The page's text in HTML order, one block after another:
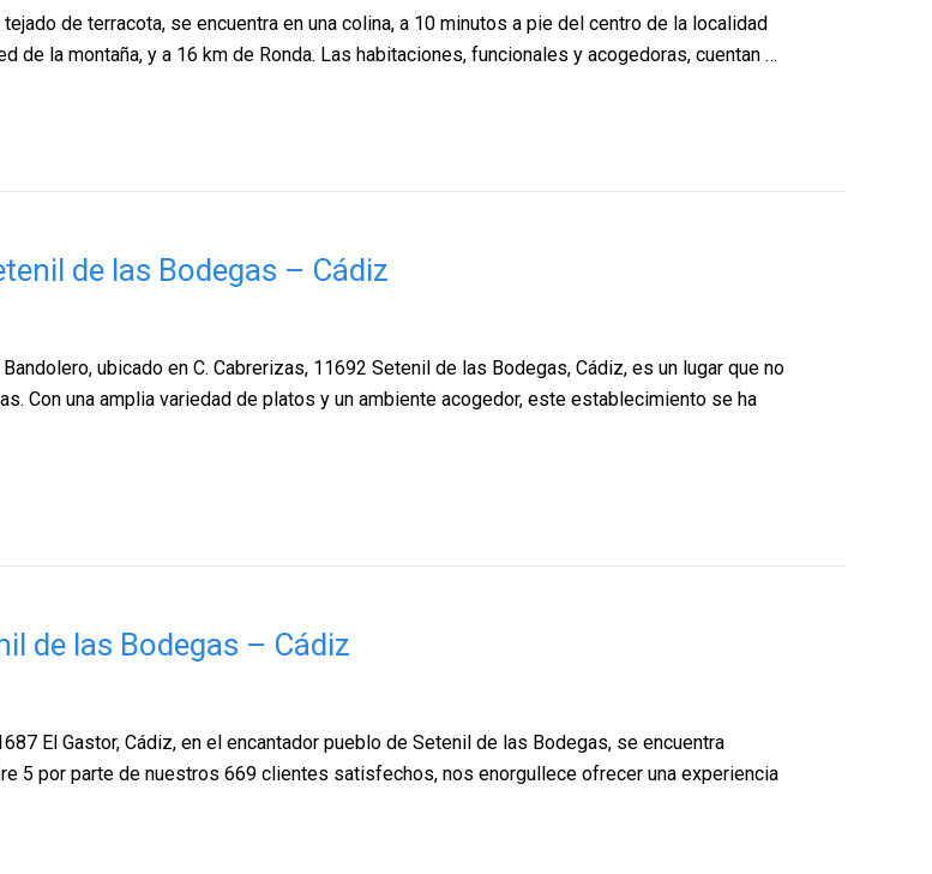
de terracota, se encuentra en una colina, a 10 minutos a pie del centro de la localidad
la montaña, y a 16 km de Ronda. Las habitaciones, funcionales y acogedoras, cuentan …
de las Bodegas – Cádiz
ubicado en C. Cabrerizas, 11692 Setenil de las Bodegas, Cádiz, es un lugar que no
Con una amplia variedad de platos y un ambiente acogedor, este establecimiento se ha
de las Bodegas – Cádiz
El Gastor, Cádiz, en el encantador pueblo de Setenil de las Bodegas, se encuentra
5 por parte de nuestros 669 clientes satisfechos, nos enorgullece ofrecer una experiencia